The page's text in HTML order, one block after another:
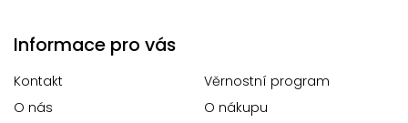
Informace pro vás
Kontakt
Věrnostní program
O nás
O nákupu